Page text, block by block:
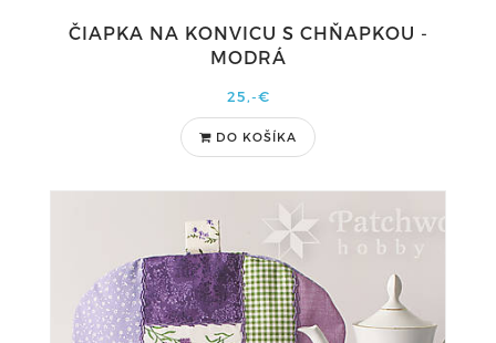
ČIAPKA NA KONVICU S CHŇAPKOU -
MODRÁ
25,-€
DO KOŠÍKA